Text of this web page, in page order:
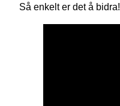
Så enkelt er det å bidra!